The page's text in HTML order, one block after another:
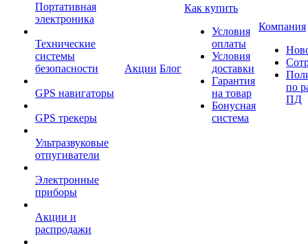
Портативная
электроника
Технические
системы
безопасности
GPS навигаторы
GPS трекеры
Ультразвуковые
отпугиватели
Электронные
приборы
Акции и
распродажи
Акции Блог
Как купить
Условия
оплаты
Условия
доставки
Гарантия
на товар
Бонусная
система
Компания
по
ПД